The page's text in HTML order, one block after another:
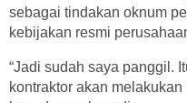
sebagai tindakan oknum
kebijakan resmi
“Jadi sudah saya panggil.
kontraktor akan